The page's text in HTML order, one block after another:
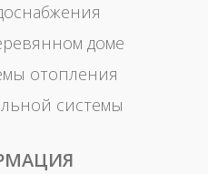
доме
отопления
системы